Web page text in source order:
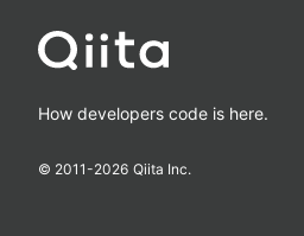
How developers code is here.
© 2011-2026 Qiita Inc.